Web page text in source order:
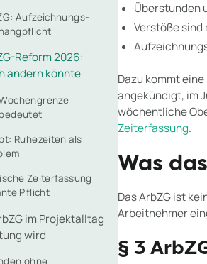
Aufzeichnungs-
Reform 2026:
ändern könnte
Ruhezeiten als
Zeiterfassung
Pflicht
im Projektalltag
wird
ohne
Überstunden
Verstöße sind
Dazu kommt
angekündigt, im
wöchentliche
Zeiterfassung.
Was
Das ArbZG ist
Arbeitnehmer
§ 3